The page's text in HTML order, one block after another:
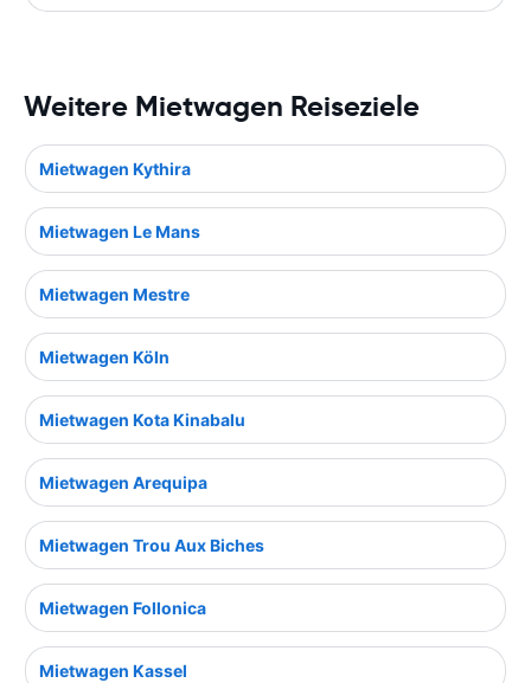
Weitere Mietwagen Reiseziele
Mietwagen Kythira
Mietwagen Le Mans
Mietwagen Mestre
Mietwagen Köln
Mietwagen Kota Kinabalu
Mietwagen Arequipa
Mietwagen Trou Aux Biches
Mietwagen Follonica
Mietwagen Kassel